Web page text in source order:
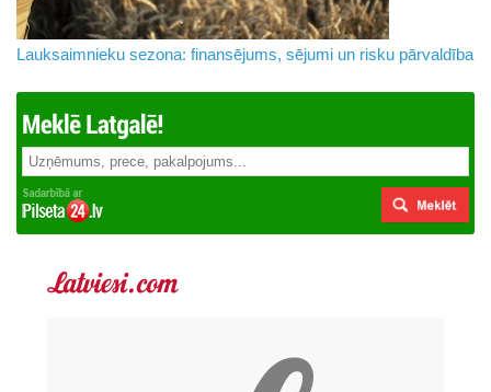
Lauksaimnieku sezona: finansējums, sējumi un risku pārvaldība